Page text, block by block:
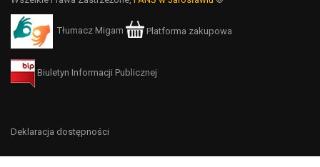
Tłumacz Migam Platforma zakupowa
Biuletyn Informacji Publicznej
Deklaracja dostępności